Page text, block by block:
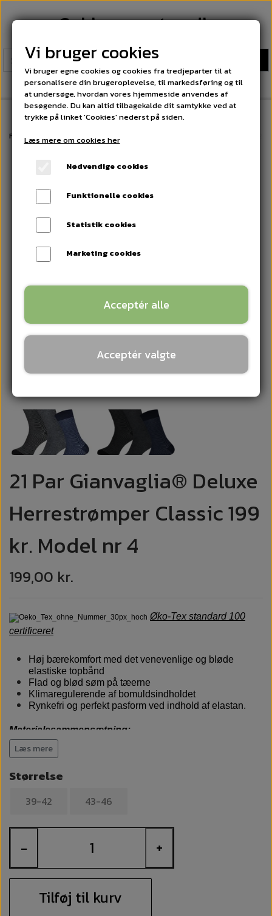
Sokkeexperten.dk
Forside Herrestrømper Classic. Fri fragt på alle ordrer over 300 kr
21 Par Gianvaglia® Deluxe
Herrestrømper Classic 199
kr. Model nr 4
199,00 kr.
Øko-Tex standard 100
certificeret
Høj bærekomfort med det venevenlige og bløde
elastiske topbånd
Flad og blød søm på tæerne
Klimaregulerende af bomuldsindholdet
Rynkefri og perfekt pasform ved indhold af elastan.
Materialesammensætning:
85% bomuld | 9% polyamid | 6% elastan
Vægt 50 gram pr par
Læs mere
Størrelse
39-42 43-46
− +
Tilføj til kurv
Vi bruger cookies
Vi bruger egne cookies og cookies fra tredjeparter til at
personalisere din brugeroplevelse, til markedsføring og til
at undersøge, hvordan vores hjemmeside anvendes af
besøgende. Du kan altid tilbagekalde dit samtykke ved at
trykke på linket 'Cookies' nederst på siden.
Læs mere om cookies her
Nødvendige cookies
Funktionelle cookies
Statistik cookies
Marketing cookies
Acceptér alle
Acceptér valgte